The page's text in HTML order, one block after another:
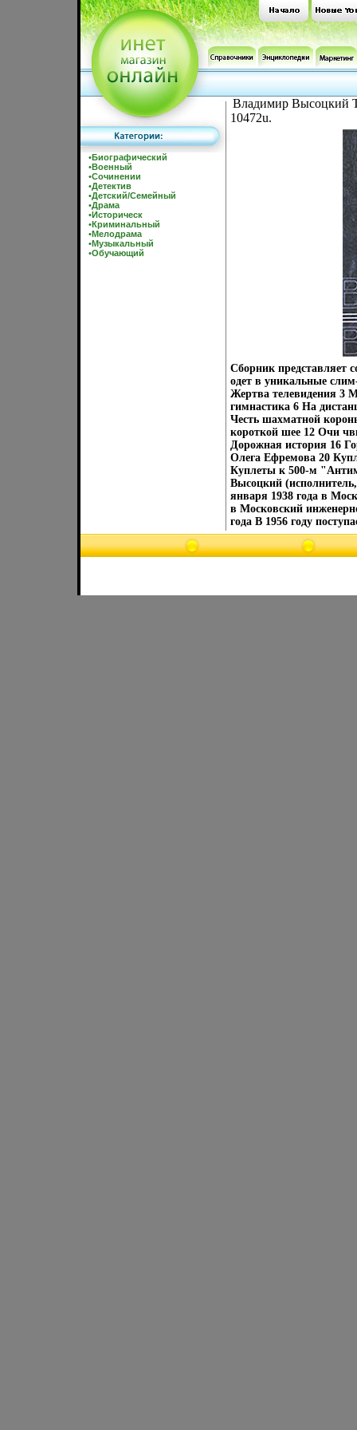
•Биографический
•Военный
•Сочинении
•Детектив
•Детский/Семейный
•Драма
•Историческ
•Криминальный
•Мелодрама
•Музыкальный
•Обучающий
Владимир
10472u.
Сборник представляет
одет в уникальные
Жертва телевидения 3
гимнастика 6 На
Честь шахматной
короткой шее 12 Очи
Дорожная история 16
Олега Ефремова 20
Куплеты к 500-м
Высоцкий
января 1938 года в
в Московский
года В 1956 году